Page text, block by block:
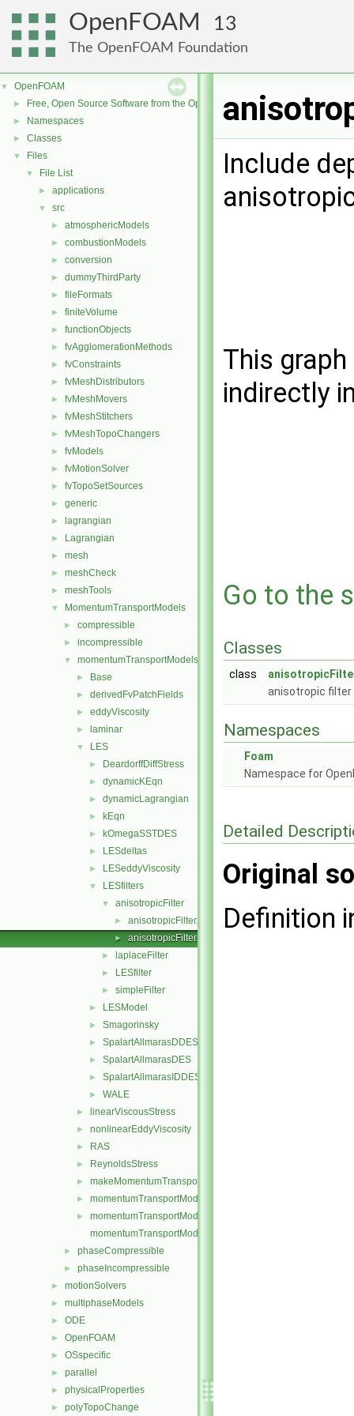
OpenFOAM 13
The OpenFOAM Foundation
▼ OpenFOAM
► Free, Open Source Software from the OpenFOAM Foundation
► Namespaces
► Classes
▼ Files
▼ File List
► applications
▼ src
► atmosphericModels
► combustionModels
► conversion
► dummyThirdParty
► fileFormats
► finiteVolume
► functionObjects
► fvAgglomerationMethods
► fvConstraints
► fvMeshDistributors
► fvMeshMovers
► fvMeshStitchers
► fvMeshTopoChangers
► fvModels
► fvMotionSolver
► fvTopoSetSources
► generic
► lagrangian
► Lagrangian
► mesh
► meshCheck
► meshTools
▼ MomentumTransportModels
► compressible
► incompressible
▼ momentumTransportModels
► Base
► derivedFvPatchFields
► eddyViscosity
► laminar
▼ LES
► DeardorffDiffStress
► dynamicKEqn
► dynamicLagrangian
► kEqn
► kOmegaSSTDES
► LESdeltas
► LESeddyViscosity
▼ LESfilters
▼ anisotropicFilter
► anisotropicFilter.C
► anisotropicFilter.H
► laplaceFilter
► LESfilter
► simpleFilter
► LESModel
► Smagorinsky
► SpalartAllmarasDDES
► SpalartAllmarasDES
► SpalartAllmarasIDDES
► WALE
► linearViscousStress
► nonlinearEddyViscosity
► RAS
► ReynoldsStress
► makeMomentumTransportModel.H
► momentumTransportModel.C
►
momentumTransportModel.H
momentumTransportModelTemplates.C
► phaseCompressible
► phaseIncompressible
► motionSolvers
► multiphaseModels
► ODE
► OpenFOAM
► OSspecific
► parallel
► physicalProperties
► polyTopoChange
Include
This
indirectly
Go to the
Classes
class
anisotropic filter
Namespaces
Foam
Namespace for
Detailed
Original
Definition